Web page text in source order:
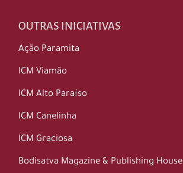
OUTRAS INICIATIVAS
Ação Paramita
ICM Viamão
ICM Alto Paraíso
ICM Canelinha
ICM Graciosa
Bodisatva Magazine & Publishing House